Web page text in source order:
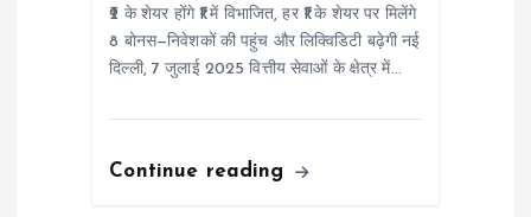
₹2 के शेयर होंगे ₹1 में विभाजित, हर ₹1 के शेयर पर मिलेंगे
8 बोनस—निवेशकों की पहुंच और लिक्विडिटी बढ़ेगी नई
दिल्ली, 7 जुलाई 2025 वित्तीय सेवाओं के क्षेत्र में…
Continue reading